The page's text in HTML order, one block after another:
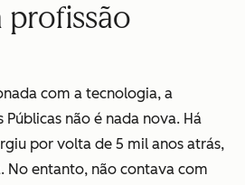
profissão
com a tecnologia, a
Públicas não é nada nova. Há
por volta de 5 mil anos atrás,
No entanto, não contava com